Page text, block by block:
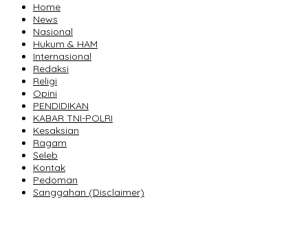
Home
News
Nasional
Hukum & HAM
Internasional
Redaksi
Religi
Opini
PENDIDIKAN
KABAR TNI-POLRI
Kesaksian
Ragam
Seleb
Kontak
Pedoman
Sanggahan (Disclaimer)